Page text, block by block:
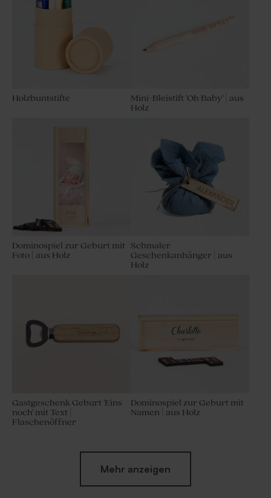
Holzbuntstifte
Mini-Bleistift 'Oh Baby' | aus
Holz
Dominospiel zur Geburt mit
Foto | aus Holz
Schmaler
Geschenkanhänger | aus
Holz
Gastgeschenk Geburt 'Eins
noch' mit Text |
Flaschenöffner
Dominospiel zur Geburt mit
Namen | aus Holz
Mehr anzeigen